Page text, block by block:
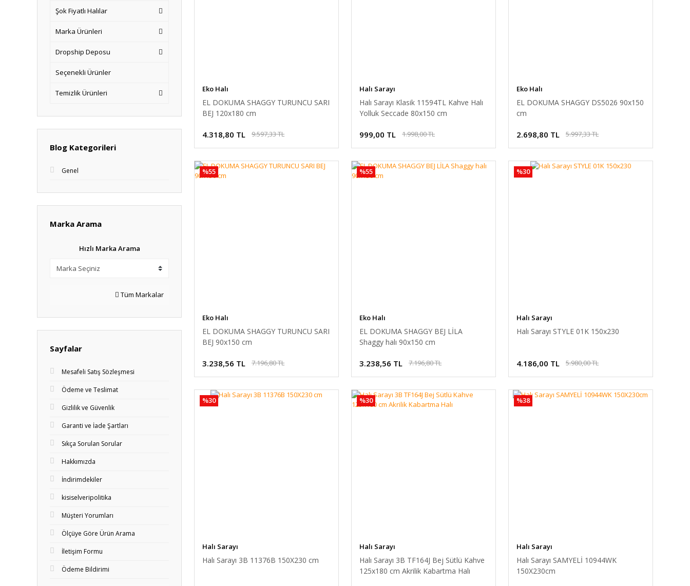
Şok Fiyatlı Halılar
Marka Ürünleri
Dropship Deposu
Seçenekli Ürünler
Temizlik Ürünleri
Blog Kategorileri
Genel
Marka Arama
Hızlı Marka Arama
Tüm Markalar
Sayfalar
Mesafeli Satış Sözleşmesi
Ödeme ve Teslimat
Gizlilik ve Güvenlik
Garanti ve İade Şartları
Sıkça Sorulan Sorular
Hakkımızda
İndirimdekiler
kisiselveripolitika
Müşteri Yorumları
Ölçüye Göre Ürün Arama
İletişim Formu
Ödeme Bildirimi
Eko Halı
EL DOKUMA SHAGGY TURUNCU SARI
BEJ 120x180 cm
4.318,80 TL 9.597,33 TL
Halı Sarayı
Halı Sarayı Klasik 11594TL Kahve Halı
Yolluk Seccade 80x150 cm
999,00 TL 1.998,00 TL
Eko Halı
EL DOKUMA SHAGGY DS5026 90x150
cm
2.698,80 TL 5.997,33 TL
%55
Eko Halı
EL DOKUMA SHAGGY TURUNCU SARI
BEJ 90x150 cm
3.238,56 TL 7.196,80 TL
%55
Eko Halı
EL DOKUMA SHAGGY BEJ LİLA
Shaggy halı 90x150 cm
3.238,56 TL 7.196,80 TL
%30
Halı Sarayı
Halı Sarayı STYLE 01K 150x230
4.186,00 TL 5.980,00 TL
%30
Halı Sarayı
Halı Sarayı 3B 11376B 150X230 cm
%30
Halı Sarayı
Halı Sarayı 3B TF164J Bej Sütlü Kahve
125x180 cm Akrilik Kabartma Halı
%38
Halı Sarayı
Halı Sarayı SAMYELİ 10944WK
150X230cm